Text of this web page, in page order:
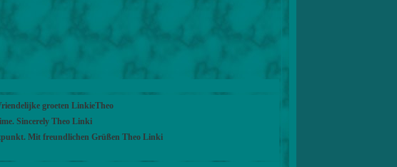
groeten LinkieTheo
Sincerely Theo Linki
Mit freundlichen Grüßen Theo Linki